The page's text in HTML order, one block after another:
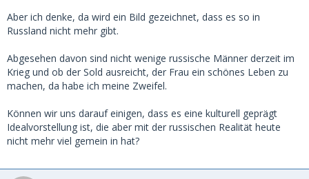
Aber ich denke, da wird ein Bild gezeichnet, dass es so in
Russland nicht mehr gibt.
Abgesehen davon sind nicht wenige russische Männer derzeit im
Krieg und ob der Sold ausreicht, der Frau ein schönes Leben zu
machen, da habe ich meine Zweifel.
Können wir uns darauf einigen, dass es eine kulturell geprägt
Idealvorstellung ist, die aber mit der russischen Realität heute
nicht mehr viel gemein in hat?